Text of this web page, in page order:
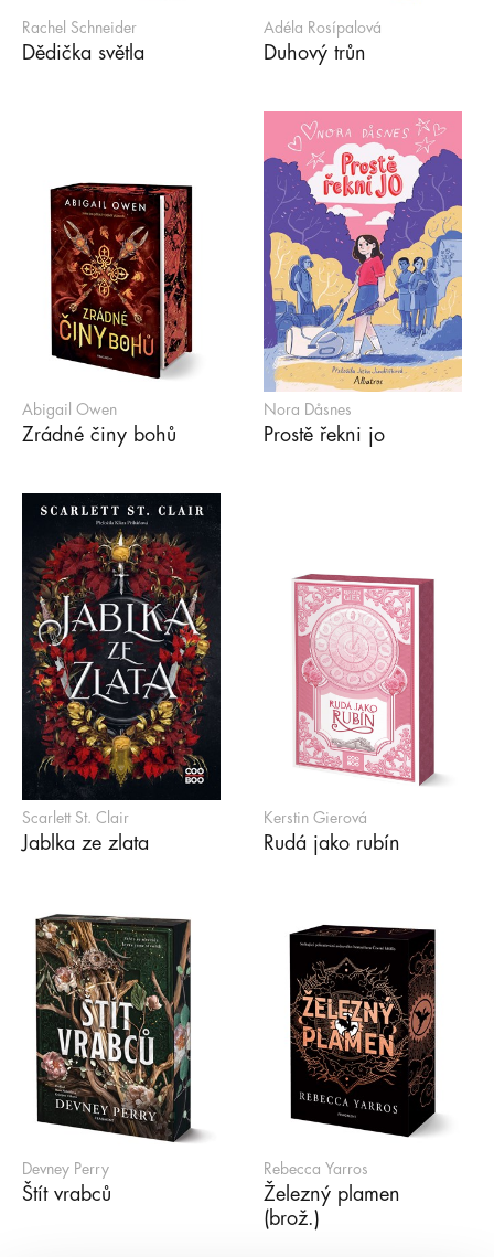
Rachel Schneider
Dědička světla
Adéla Rosípalová
Duhový trůn
Abigail Owen
Zrádné činy bohů
Nora Dåsnes
Prostě řekni jo
Scarlett St. Clair
Jablka ze zlata
Kerstin Gierová
Rudá jako rubín
Devney Perry
Štít vrabců
Rebecca Yarros
Železný plamen
(brož.)